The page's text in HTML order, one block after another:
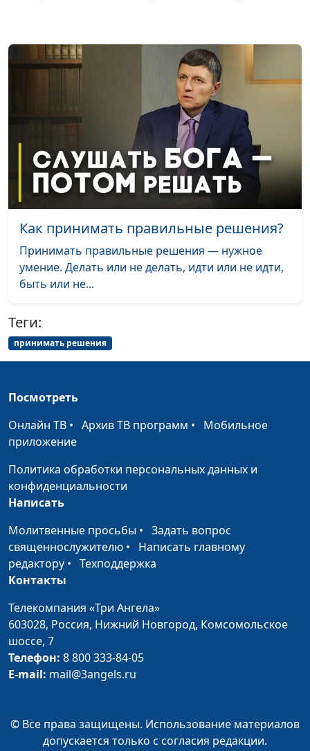
проблему
личностного роста
Олег Габрусевич,
священнослужитель
Как я молился за
смертельно больного
человека
Олег Габрусевич,
священнослужитель
Бог влиял на меня с
детства
Олег Габрусевич,
священнослужитель
Настоящее
бесплатным не
бывает
Олег Габрусевич,
#144
Как я нашел, где в
написано
Как я советовался с
кошелек —
педагогический опыт
Бога
Богданенков,
У Бога есть чувство
юмора
священнослужитель
Как видеть доброе в
трудный момент
Максим Каминский
сохранил
христианский
характер
Голос Бога: слышать и
Бог заботится о
необходимом
Андрей Чернышев #136
Как принимать правильные решения?
Принимать правильные решения — нужное
умение. Делать или не делать, идти или не идти,
быть или не...
Теги:
принимать решения
Посмотреть
Онлайн ТВ • Архив ТВ программ • Мобильное
приложение
Политика обработки персональных данных и
конфиденциальности
Написать
Молитвенные просьбы • Задать вопрос
священнослужителю • Написать главному
редактору • Техподдержка
Контакты
Телекомпания «Три Ангела»
603028, Россия, Нижний Новгород, Комсомольское
шоссе, 7
Телефон: 8 800 333-84-05
E-mail: mail@3angels.ru
© Все права защищены. Использование материалов
допускается только с согласия редакции.